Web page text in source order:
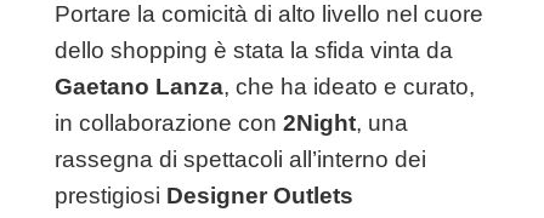
Portare la comicità di alto livello nel cuore
dello shopping è stata la sfida vinta da
Gaetano Lanza, che ha ideato e curato,
in collaborazione con 2Night, una
rassegna di spettacoli all’interno dei
prestigiosi Designer Outlets